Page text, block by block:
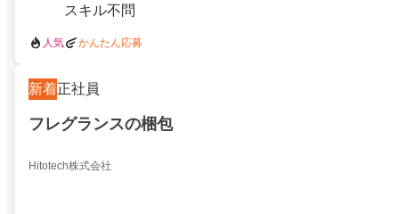
スキル不問
人気 かんたん応募
新着正社員
フレグランスの梱包
Hitotech株式会社